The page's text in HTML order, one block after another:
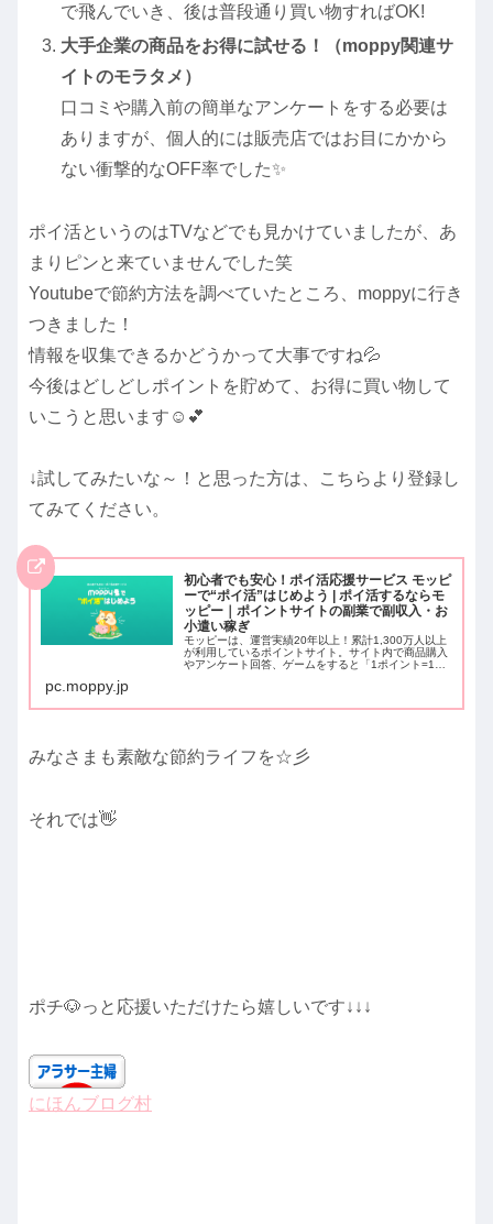
で飛んでいき、後は普段通り買い物すればOK!
大手企業の商品をお得に試せる！（moppy関連サ
イトのモラタメ）
口コミや購入前の簡単なアンケートをする必要は
ありますが、個人的には販売店ではお目にかから
ない衝撃的なOFF率でした✨
ポイ活というのはTVなどでも見かけていましたが、あ
まりピンと来ていませんでした笑
Youtubeで節約方法を調べていたところ、moppyに行き
つきました！
情報を収集できるかどうかって大事ですね💦
今後はどしどしポイントを貯めて、お得に買い物して
いこうと思います☺️💕
↓試してみたいな～！と思った方は、こちらより登録し
てみてください。
初心者でも安心！ポイ活応援サービス モッピ
ーで“ポイ活”はじめよう | ポイ活するならモ
ッピー｜ポイントサイトの副業で副収入・お
小遣い稼ぎ
モッピーは、運営実績20年以上！累計1,300万人以上
が利用しているポイントサイト。サイト内で商品購入
やアンケート回答、ゲームをすると「1ポイント=1
pc.moppy.jp
みなさまも素敵な節約ライフを☆彡
それでは👋
ポチ🐶っと応援いただけたら嬉しいです↓↓↓
にほんブログ村